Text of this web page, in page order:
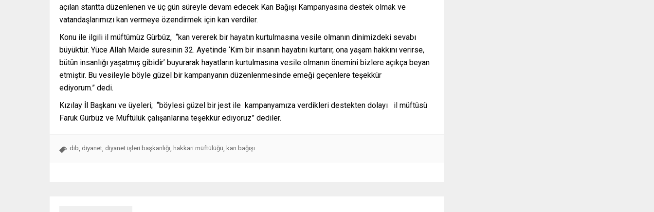
açılan stantta düzenlenen ve üç gün süreyle devam edecek Kan Bağışı Kampanyasına destek olmak ve
vatandaşlarımızı kan vermeye özendirmek için kan verdiler.
Konu ile ilgili il müftümüz Gürbüz, “kan vererek bir hayatın kurtulmasına vesile olmanın dinimizdeki sevabı
büyüktür. Yüce Allah Maide suresinin 32. Ayetinde ‘Kim bir insanın hayatını kurtarır, ona yaşam hakkını verirse,
bütün insanlığı yaşatmış gibidir’ buyurarak hayatların kurtulmasına vesile olmanın önemini bizlere açıkça beyan
etmiştir. Bu vesileyle böyle güzel bir kampanyanın düzenlenmesinde emeği geçenlere teşekkür
ediyorum.” dedi.
Kızılay İl Başkanı ve üyeleri; “böylesi güzel bir jest ile kampanyamıza verdikleri destekten dolayı il müftüsü
Faruk Gürbüz ve Müftülük çalışanlarına teşekkür ediyoruz” dediler.
dib, diyanet, diyanet işleri başkanlığı, hakkari müftülüğü, kan bağışı